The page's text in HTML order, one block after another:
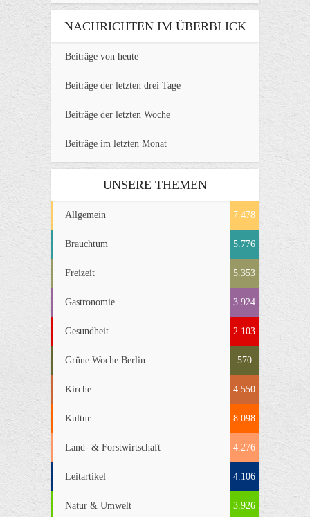
NACHRICHTEN IM ÜBERBLICK
Beiträge von heute
Beiträge der letzten drei Tage
Beiträge der letzten Woche
Beiträge im letzten Monat
UNSERE THEMEN
Allgemein 7.478
Brauchtum 5.776
Freizeit 5.353
Gastronomie 3.924
Gesundheit 2.103
Grüne Woche Berlin 570
Kirche 4.550
Kultur 8.098
Land- & Forstwirtschaft 4.276
Leitartikel 4.106
Natur & Umwelt 3.926